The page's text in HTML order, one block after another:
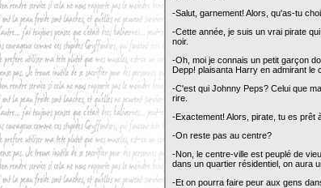
-Salut, garnement! Alors, qu'as-tu
-Cette année, je suis un vrai pirate
noir.
-Oh, moi je connais un petit garçon
Depp! plaisanta Harry en admirant le
-C'est qui Johnny Peps? Celui que
rire.
-Exactement! Alors, pirate, tu es prêt
-On reste pas au centre?
-Non, le centre-ville est peuplé de
dans un quartier résidentiel, on aura
-Et on pourra faire peur aux gens